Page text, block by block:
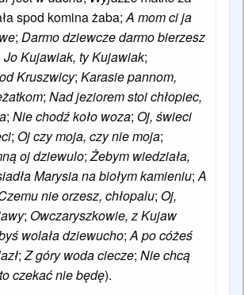
spod komina żaba;A mom ci ja
; Darmo dziewcze darmo bierzesz
Jo Kujawiak, ty Kujawiak;
Kruszwicy; Karasie pannom,
; Nad jeziorem stoi chłopiec,
; Nie chodź koło woza; Oj, świeci
; Oj czy moja, czy nie moja;
oj dziewulo;Żebym wiedziała,
Marysia na biołym kamieniu;A
nie orzesz, chłopalu; Oj,
; Owczaryszkowie, z Kujaw
wolała dziewucho;A po cóżeś
;Z góry woda ciecze; Nie chcą
czekać nie będę).